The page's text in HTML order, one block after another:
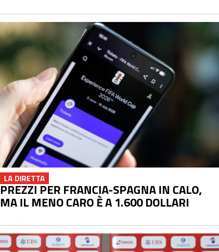
LA DIRETTA
PREZZI PER FRANCIA-SPAGNA IN CALO,
MA IL MENO CARO È A 1.600 DOLLARI